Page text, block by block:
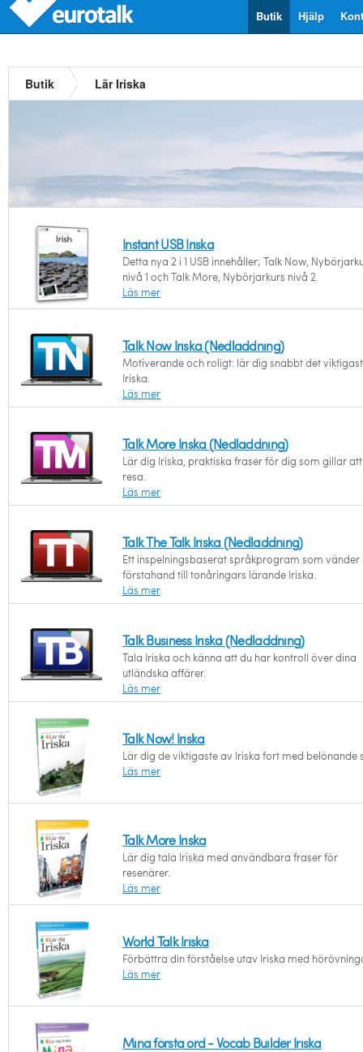
Hjälp
Butik
Butik Lär Iriska
Instant USB Iriska
Detta nya 2 i 1 USB innehåller; Talk Now,
nivå 1 och Talk More, Nybörjarkurs nivå 2.
Läs mer
Talk Now Iriska (Nedladdning)
Motiverande och roligt: lär dig snabbt det
Iriska.
Läs mer
Talk More Iriska (Nedladdning)
Lär dig Iriska, praktiska fraser för dig som gillar att
resa.
Läs mer
Talk The Talk Iriska (Nedladdning)
Ett inspelningsbaserat språkprogram som vänder
förstahand till tonåringars lärande Iriska.
Läs mer
Talk Business Iriska (Nedladdning)
Tala Iriska och känna att du har kontroll över dina
utländska affärer.
Läs mer
Talk Now! Iriska
Lär dig de viktigaste av Iriska fort med belönande
Läs mer
Talk More Iriska
Lär dig tala Iriska med användbara fraser för
resenärer.
Läs mer
World Talk Iriska
Förbättra din förståelse utav Iriska med
Läs mer
Mina första ord - Vocab Builder Iriska